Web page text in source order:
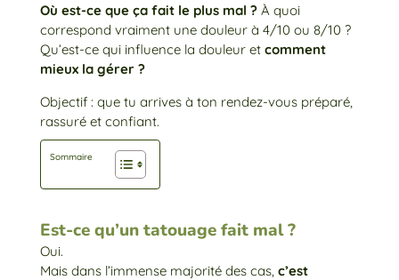
Où est-ce que ça fait le plus mal ?À quoi
correspond vraiment une douleur à 4/10 ou 8/10 ?
Qu’est-ce qui influence la douleur et comment
mieux la gérer ?
Objectif : que tu arrives à ton rendez-vous préparé,
rassuré et confiant.
Sommaire
Est-ce qu’un tatouage fait mal ?
Oui.
Mais dans l’immense majorité des cas, c’est